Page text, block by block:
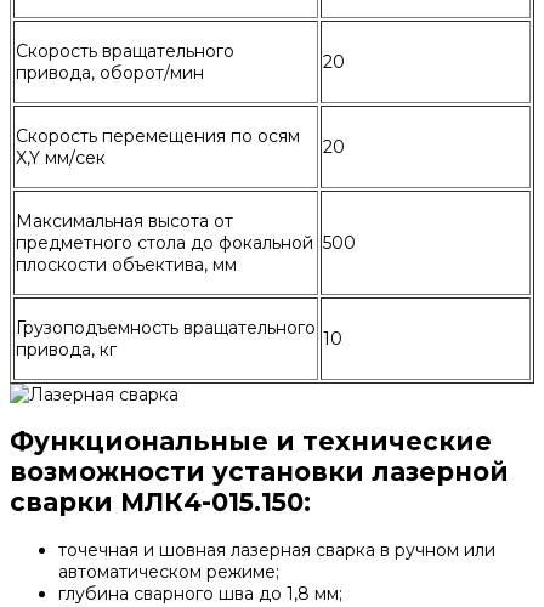
Скорость вращательного
привода, оборот/мин
20
Скорость перемещения по осям
X,Y мм/сек
20
Максимальная высота от
предметного стола до фокальной
плоскости объектива, мм
500
Грузоподъемность вращательного
привода, кг
10
Функциональные и технические
возможности установки лазерной
сварки МЛК4-015.150:
точечная и шовная лазерная сварка в ручном или
автоматическом режиме;
глубина сварного шва до 1,8 мм;